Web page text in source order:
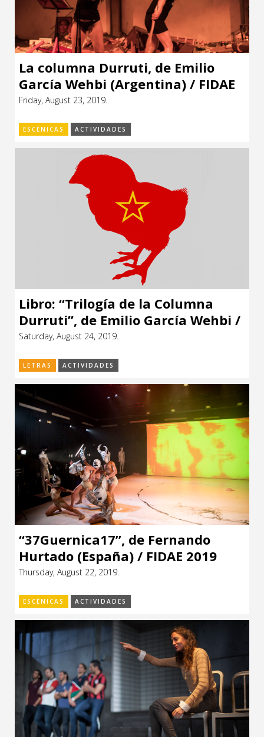
La columna Durruti, de Emilio
García Wehbi (Argentina) / FIDAE
2019
Friday, August 23, 2019.
ESCÉNICAS ACTIVIDADES
Libro: “Trilogía de la Columna
Durruti”, de Emilio García Wehbi /
FIDAE 2019
Saturday, August 24, 2019.
LETRAS ACTIVIDADES
“37Guernica17”, de Fernando
Hurtado (España) / FIDAE 2019
Thursday, August 22, 2019.
ESCÉNICAS ACTIVIDADES